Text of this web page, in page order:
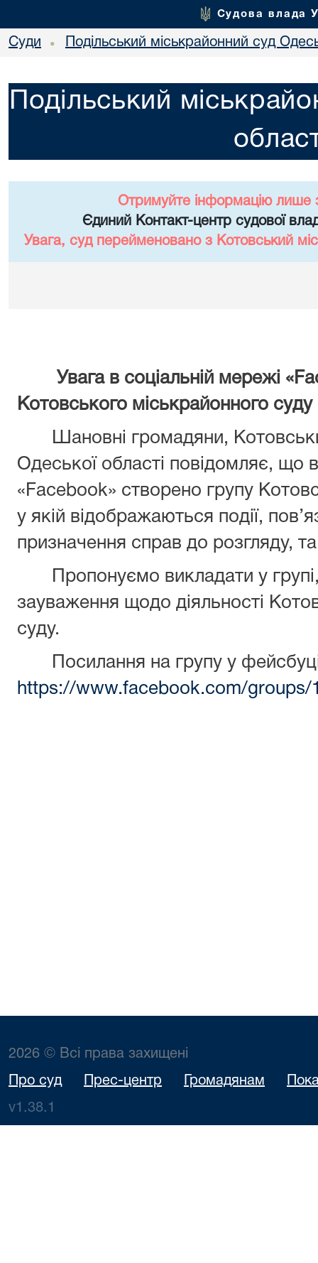
Судова влада
Суди • Подільський міськрайонний суд
Подільський
Отримуйте інформацію лише
Єдиний Контакт-центр судової
Увага, суд перейменовано з Котовський
Увага в соціальній мережі
Котовського міськрайонного суду
Шановні громадяни,
Одеської області повідомляє, що
«Facebook» створено групу
у якій відображаються події,
призначення справ до розгляду,
Пропонуємо викладати у групі,
зауваження щодо діяльності
суду.
Посилання на групу у
https://www.facebook.com/groups/
2026 © Всі права захищені
Про суд Прес-центр Громадянам
v1.38.1